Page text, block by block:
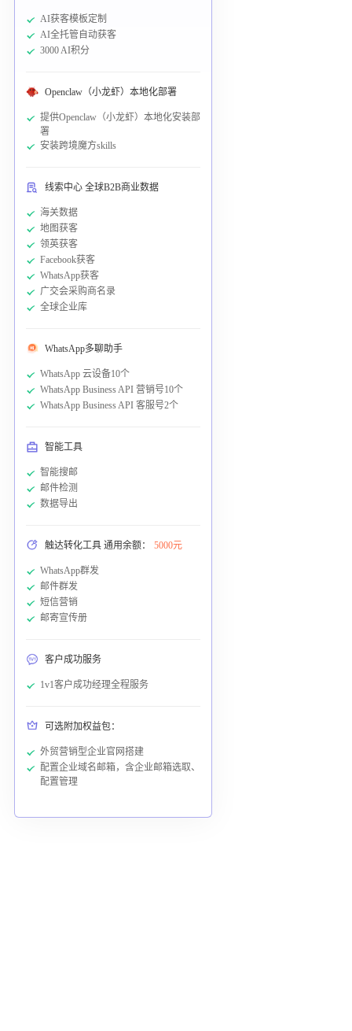
AI获客模板定制
AI全托管自动获客
3000 AI积分
Openclaw（小龙虾）本地化部署
提供Openclaw（小龙虾）本地化安装部
署
安装跨境魔方skills
线索中心 全球B2B商业数据
海关数据
地图获客
领英获客
Facebook获客
WhatsApp获客
广交会采购商名录
全球企业库
WhatsApp多聊助手
WhatsApp 云设备10个
WhatsApp Business API 营销号10个
WhatsApp Business API 客服号2个
智能工具
智能搜邮
邮件检测
数据导出
触达转化工具 通用余额： 5000元
WhatsApp群发
邮件群发
短信营销
邮寄宣传册
客户成功服务
1v1客户成功经理全程服务
可选附加权益包：
外贸营销型企业官网搭建
配置企业域名邮箱，含企业邮箱选取、
配置管理